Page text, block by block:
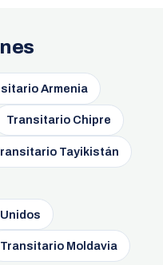
Armenia
Transitario Chipre
Tayikistán
Transitario Moldavia